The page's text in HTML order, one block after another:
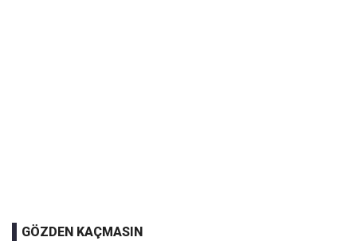
GÖZDEN KAÇMASIN